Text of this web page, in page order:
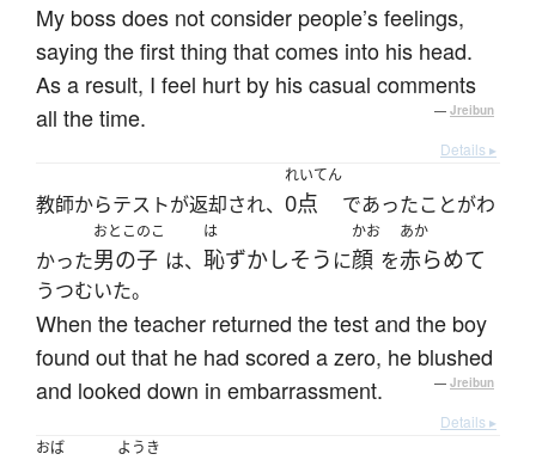
My boss does not consider people’s feelings,
saying the first thing that comes into his head.
As a result, I feel hurt by his casual comments
all the time.
— Jreibun
Details ▸
教師からテストが返却され、
れいてん
0点 であったことがわ
かった
おとこのこ
男の子 は、
は
恥ずかしそう に
かお
顔 を
あか
赤らめて
うつむいた。
When the teacher returned the test and the boy
found out that he had scored a zero, he blushed
and looked down in embarrassment.
— Jreibun
Details ▸
おば
ようき